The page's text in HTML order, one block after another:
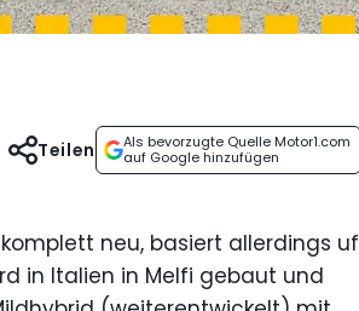
Als bevorzugte Quelle Motor1.com
auf Google hinzufügen
Teilen
neu, basiert allerdings uf
in Italien in Melfi gebaut und